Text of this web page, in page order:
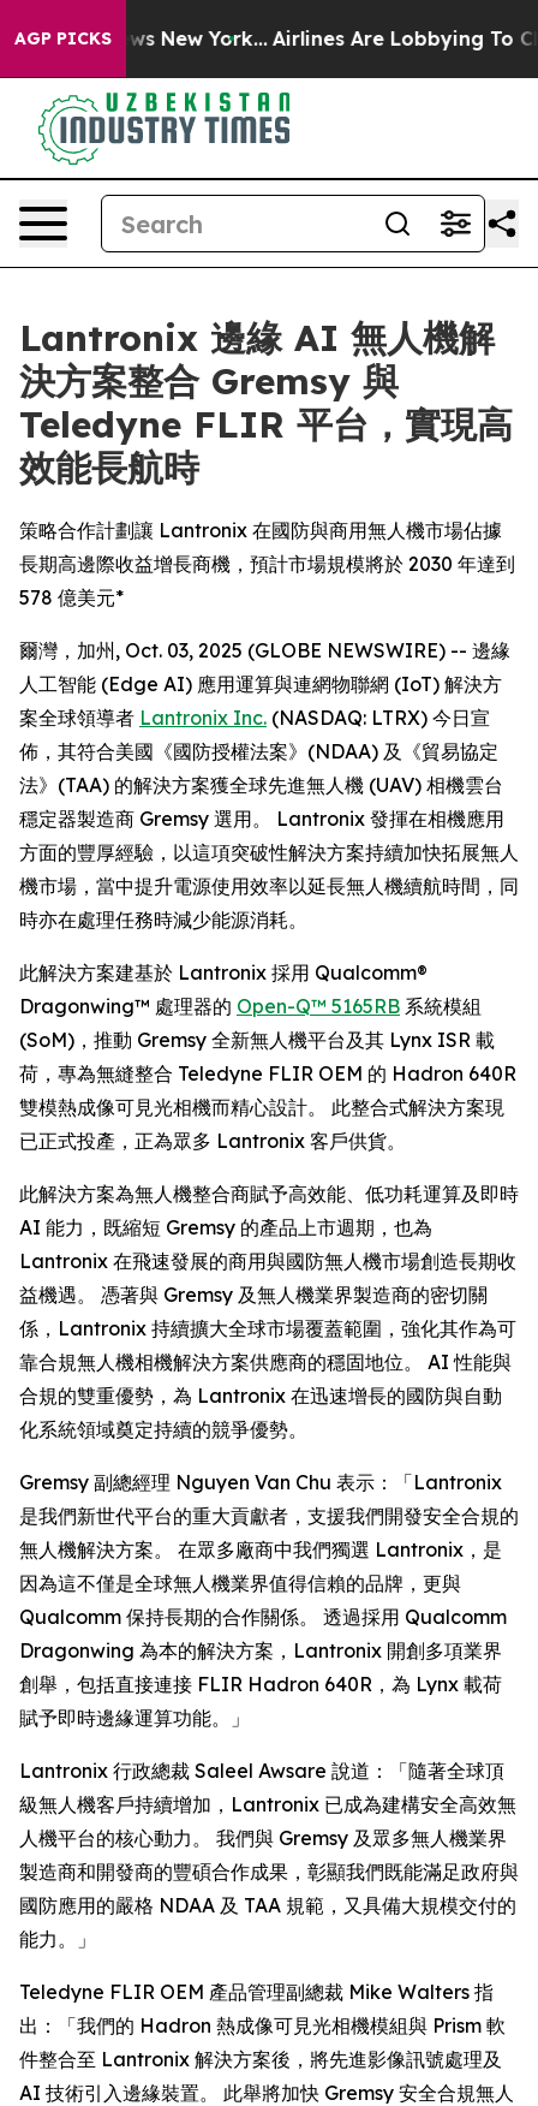
AGP PICKS
News New York... Airlines Are Lobbying To Change
Lantronix 邊緣 AI 無人機解
決方案整合 Gremsy 與
Teledyne FLIR 平台，實現高
效能長航時
策略合作計劃讓 Lantronix 在國防與商用無人機市場佔據
長期高邊際收益增長商機，預計市場規模將於 2030 年達到
578 億美元*
爾灣，加州, Oct. 03, 2025 (GLOBE NEWSWIRE) -- 邊緣
人工智能 (Edge AI) 應用運算與連網物聯網 (IoT) 解決方
案全球領導者 Lantronix Inc. (NASDAQ: LTRX) 今日宣
佈，其符合美國《國防授權法案》(NDAA) 及《貿易協定
法》(TAA) 的解決方案獲全球先進無人機 (UAV) 相機雲台
穩定器製造商 Gremsy 選用。 Lantronix 發揮在相機應用
方面的豐厚經驗，以這項突破性解決方案持續加快拓展無人
機市場，當中提升電源使用效率以延長無人機續航時間，同
時亦在處理任務時減少能源消耗。
此解決方案建基於 Lantronix 採用 Qualcomm®
Dragonwing™ 處理器的 Open-Q™ 5165RB 系統模組
(SoM)，推動 Gremsy 全新無人機平台及其 Lynx ISR 載
荷，專為無縫整合 Teledyne FLIR OEM 的 Hadron 640R
雙模熱成像可見光相機而精心設計。 此整合式解決方案現
已正式投產，正為眾多 Lantronix 客戶供貨。
此解決方案為無人機整合商賦予高效能、低功耗運算及即時
AI 能力，既縮短 Gremsy 的產品上市週期，也為
Lantronix 在飛速發展的商用與國防無人機市場創造長期收
益機遇。 憑著與 Gremsy 及無人機業界製造商的密切關
係，Lantronix 持續擴大全球市場覆蓋範圍，強化其作為可
靠合規無人機相機解決方案供應商的穩固地位。 AI 性能與
合規的雙重優勢，為 Lantronix 在迅速增長的國防與自動
化系統領域奠定持續的競爭優勢。
Gremsy 副總經理 Nguyen Van Chu 表示：「Lantronix
是我們新世代平台的重大貢獻者，支援我們開發安全合規的
無人機解決方案。 在眾多廠商中我們獨選 Lantronix，是
因為這不僅是全球無人機業界值得信賴的品牌，更與
Qualcomm 保持長期的合作關係。 透過採用 Qualcomm
Dragonwing 為本的解決方案，Lantronix 開創多項業界
創舉，包括直接連接 FLIR Hadron 640R，為 Lynx 載荷
賦予即時邊緣運算功能。」
Lantronix 行政總裁 Saleel Awsare 說道：「隨著全球頂
級無人機客戶持續增加，Lantronix 已成為建構安全高效無
人機平台的核心動力。 我們與 Gremsy 及眾多無人機業界
製造商和開發商的豐碩合作成果，彰顯我們既能滿足政府與
國防應用的嚴格 NDAA 及 TAA 規範，又具備大規模交付的
能力。」
Teledyne FLIR OEM 產品管理副總裁 Mike Walters 指
出：「我們的 Hadron 熱成像可見光相機模組與 Prism 軟
件整合至 Lantronix 解決方案後，將先進影像訊號處理及
AI 技術引入邊緣裝置。 此舉將加快 Gremsy 安全合規無人